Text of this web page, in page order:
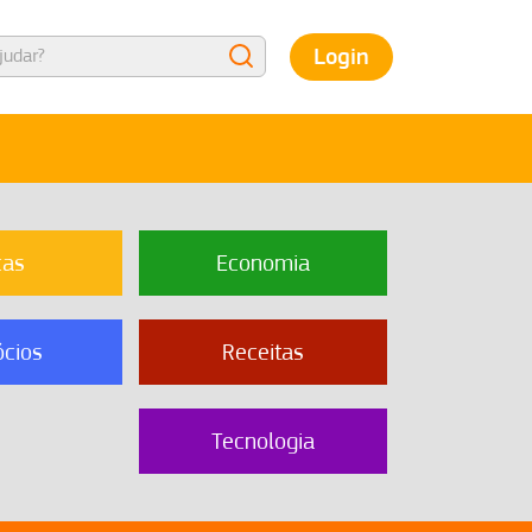
Login
Economia
Receitas
Tecnologia